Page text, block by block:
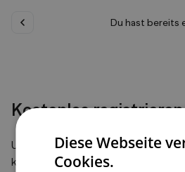
Startseite
Du hast bereits
Kostenlos registrieren
Um Rezepte zu speichern, zu
kommentieren sowie selbst
Diese Webseite
Cookies.